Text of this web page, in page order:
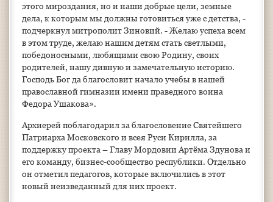
этого мироздания, но и наши добрые цели, земные
дела, к которым мы должны готовиться уже с детства, -
подчеркнул митрополит Зиновий. - Желаю успеха всем
в этом труде, желаю нашим детям стать светлыми,
победоносными, любящими свою Родину, своих
родителей, нашу дивную и замечательную историю.
Господь Бог да благословит начало учебы в нашей
православной гимназии имени праведного воина
Федора Ушакова».
Архиерей поблагодарил за благословение Святейшего
Патриарха Московского и всея Руси Кирилла, за
поддержку проекта – Главу Мордовии Артёма Здунова и
его команду, бизнес-сообщество республики. Отдельно
он отметил педагогов, которые включились в этот
новый неизведанный для них проект.